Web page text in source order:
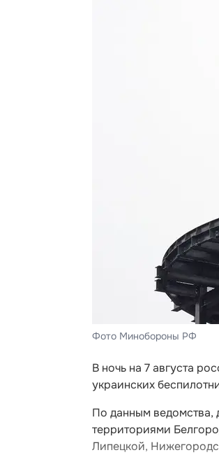
Фото Минобороны РФ
В ночь на 7 августа
украинских
По данным ведомства,
территориями
Липецкой,